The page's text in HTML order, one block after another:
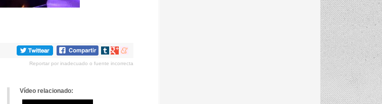
Compartir
tumblr
Compartir
Google+
Compartir
meneame
Reportar por inadecuado o fuente incorrecta
Vídeo relacionado: